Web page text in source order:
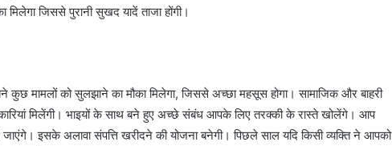
जिससे पुरानी सुखद यादें ताजा होंगी।
कुछ मामलों को सुलझाने का मौका मिलेगा, जिससे अच्छा महसूस होगा। सामाजिक और बाहरी
मिलेंगी। भाइयों के साथ बने हुए अच्छे संबंध आपके लिए तरक्की के रास्ते खोलेंगे। आप
जाएंगे। इसके अलावा संपत्ति खरीदने की योजना बनेगी। पिछले साल यदि किसी व्यक्ति ने आपको